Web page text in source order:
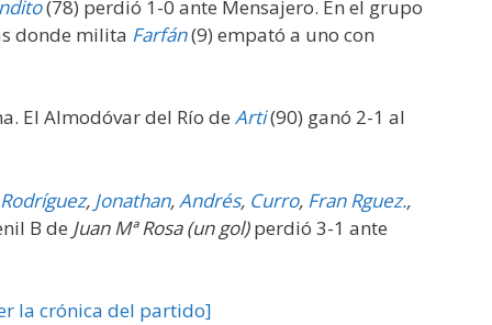
(78) perdió 1-0 ante Mensajero. En el grupo
donde milita Farfán(9) empató a uno con
El Almodóvar del Río de Arti(90) ganó 2-1 al
, Jonathan,Andrés, Curro, Fran Rguez.,
B de Juan Mª Rosa (un gol)perdió 3-1 ante
la crónica del partido]